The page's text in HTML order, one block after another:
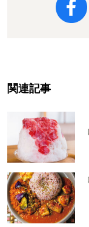
関連記事